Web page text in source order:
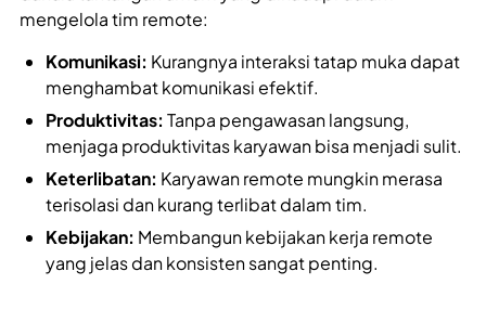
mengelola tim remote:
Komunikasi: Kurangnya interaksi tatap muka dapat
menghambat komunikasi efektif.
Produktivitas: Tanpa pengawasan langsung,
menjaga produktivitas karyawan bisa menjadi sulit.
Keterlibatan: Karyawan remote mungkin merasa
terisolasi dan kurang terlibat dalam tim.
Kebijakan: Membangun kebijakan kerja remote
yang jelas dan konsisten sangat penting.